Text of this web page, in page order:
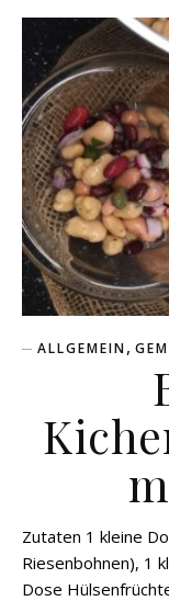
ALLGEMEIN,
Zutaten 1 kleine
Riesenbohnen), 1
Dose